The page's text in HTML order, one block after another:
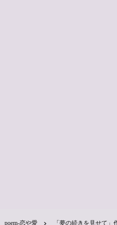
poem-恋や愛 「夢の続きを見せて」